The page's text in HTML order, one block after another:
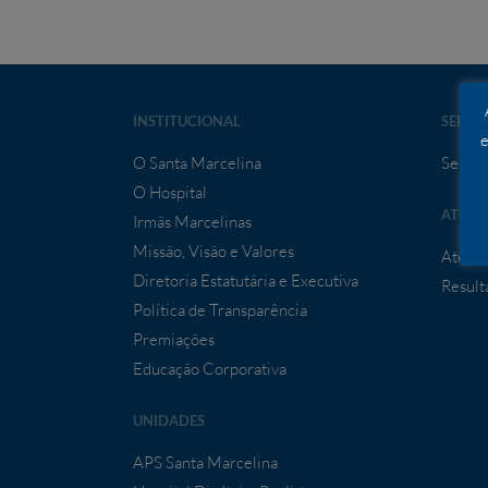
INSTITUCIONAL
O Santa Marcelina
O Hospital
Irmãs Marcelinas
Missão, Visão e Valores
Diretoria Estatutária e Executiva
Política de Transparência
Premiações
Educação Corporativa
UNIDADES
APS Santa Marcelina